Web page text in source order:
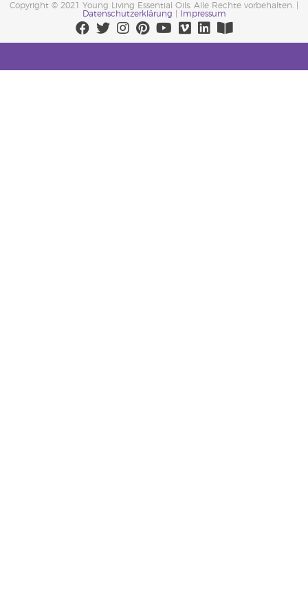
Copyright © 2021 Young Living Essential Oils. Alle Rechte vorbehalten. |
Datenschutzerklärung
Impressum